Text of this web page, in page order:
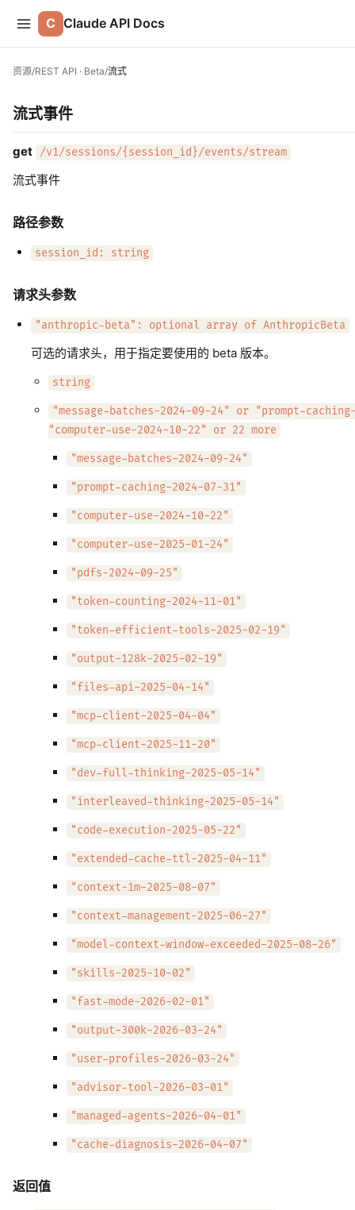
C Claude API Docs
资源/REST API · Beta/流式
流式事件
get /v1/sessions/{session_id}/events/stream
流式事件
路径参数
session_id: string
请求头参数
"anthropic-beta": optional array of AnthropicBeta
可选的请求头，用于指定要使用的 beta 版本。
string
"message-batches-2024-09-24" or "prompt-
"computer-use-2024-10-22" or 22 more
"message-batches-2024-09-24"
"prompt-caching-2024-07-31"
"computer-use-2024-10-22"
"computer-use-2025-01-24"
"pdfs-2024-09-25"
"token-counting-2024-11-01"
"token-efficient-tools-2025-02-19"
"output-128k-2025-02-19"
"files-api-2025-04-14"
"mcp-client-2025-04-04"
"mcp-client-2025-11-20"
"dev-full-thinking-2025-05-14"
"interleaved-thinking-2025-05-14"
"code-execution-2025-05-22"
"extended-cache-ttl-2025-04-11"
"context-1m-2025-08-07"
"context-management-2025-06-27"
"model-context-window-exceeded-2025-08-26"
"skills-2025-10-02"
"fast-mode-2026-02-01"
"output-300k-2026-03-24"
"user-profiles-2026-03-24"
"advisor-tool-2026-03-01"
"managed-agents-2026-04-01"
"cache-diagnosis-2026-04-07"
返回值